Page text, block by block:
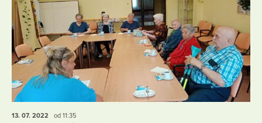
13. 07. 2022 od 11:35